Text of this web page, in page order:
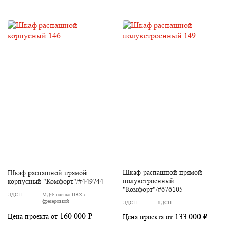
Шкаф распашной прямой
корпусный "Комфорт"/#449744
ЛДСП
МДФ пленка ПВХ с
фрезеровкой
Цена проекта от 160 000 ₽
Шкаф распашной прямой
полувстроенный
"Комфорт"/#676105
ЛДСП ЛДСП
Цена проекта от 133 000 ₽